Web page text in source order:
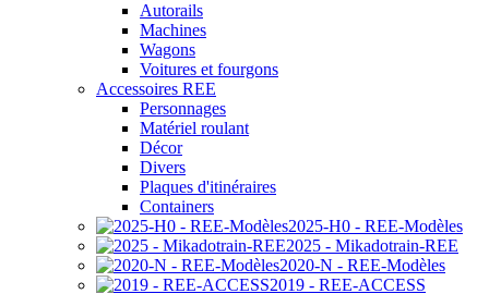
Autorails
Machines
Wagons
Voitures et fourgons
Accessoires REE
Personnages
Matériel roulant
Décor
Divers
Plaques d'itinéraires
Containers
2025-H0 - REE-Modèles
2025 - Mikadotrain-REE
2020-N - REE-Modèles
2019 - REE-ACCESS